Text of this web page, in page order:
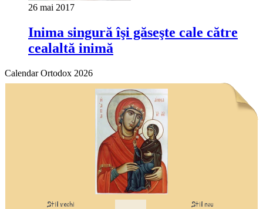
26 mai 2017
Inima singură îşi găseşte cale către
cealaltă inimă
Calendar Ortodox 2026